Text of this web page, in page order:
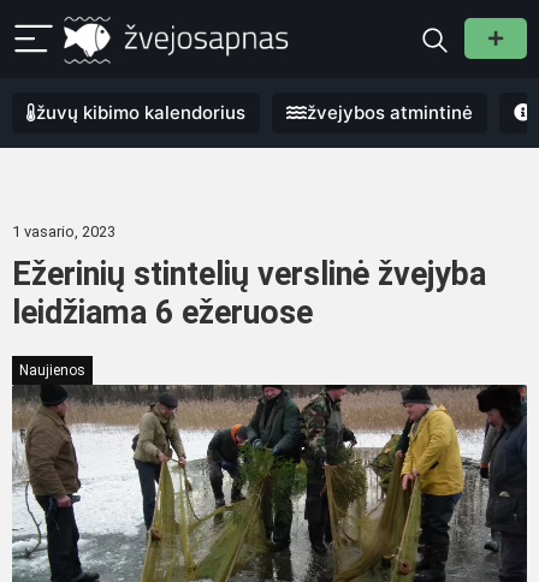
žuvų kibimo kalendorius žvejybos atmintinė
1 vasario, 2023
Ežerinių stintelių verslinė žvejyba
leidžiama 6 ežeruose
Naujienos